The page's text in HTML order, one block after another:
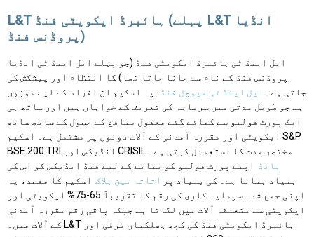
L&T ہائبرڈ ایکویٹی فنڈ (پہلے L&T انڈیا
پروڈنس فنڈ)
ایل اینڈ ٹی ہائبرڈ ایکویٹی فنڈ (جو پہلے ایل اینڈ ٹی انڈیا
پروڈنس فنڈ کے نام سے جانا جاتا تھا) کا انتظام اور پیشکش کی
جاتی ہے۔
ایل اینڈ ٹی میوچل فنڈ
. یہ اسکیم ان افراد کے لیے موزوں
ہے جو طویل مدتی میں سرمایہ کی تعریف کے خواہاں ہیں اور ساتھ ہی
ایک پورٹ فولیو سے کمائے گئے معقول منافع کے حصول کے ساتھ ساتھ
ایکویٹی اور مقررہ آمدنی کے آلات دونوں پر مشتمل ہے۔ اسکیم S&P
BSE 200 TRI انڈیکس اور CRISIL مختصر مدت کا استعمال کرتی ہے۔
بانڈ
اپنے پورٹ فولیو کو بنانے کے لیے فنڈ انڈیکس کو اس کی
بنیاد بناتا ہے۔ کی بنیاد پر
اثاثہ تین ہلاک اسکیم کا مقصد، یہ
اپنی جمع شدہ سرمایہ کاری کی رقم کا تقریباً 65-75% ایکویٹی اور
ایکویٹی سے متعلقہ آلات میں لگاتا ہے جبکہ باقی رقم مقررہ آمدنی
کے آلات میں۔ L&T ہائبرڈ ایکویٹی فنڈ کی کچھ جھلکیاں ترقی اور